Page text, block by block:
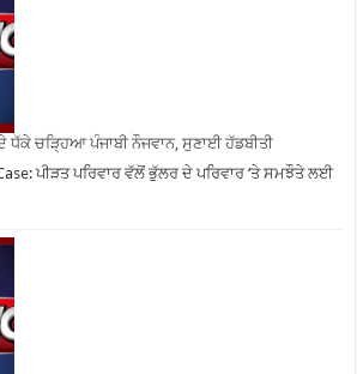
ਧੱਕੇ ਚੜ੍ਹਿਆ ਪੰਜਾਬੀ ਨੌਜਵਾਨ, ਸੁਣਾਈ ਹੱਡਬੀਤੀ
ਪੀੜਤ ਪਰਿਵਾਰ ਵੱਲੋਂ ਭੁੱਲਰ ਦੇ ਪਰਿਵਾਰ ‘ਤੇ ਸਮਝੌਤੇ ਲਈ